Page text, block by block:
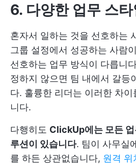
6. 다양한 업무 스
혼자서 일하는 것을 선호하는
그룹 설정에서 성공하는 사람
선호하는 업무 방식이 다릅니
정하지 않으면 팀 내에서 갈등
다. 훌륭한 리더는 이러한 차
니다.
다행히도 ClickUp에는 모든
루션이 있습니다. 팀이 사무실
를 하든 상관없습니다, 원격 위